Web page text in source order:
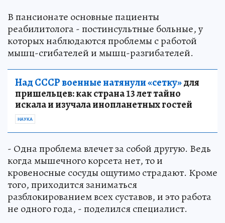
В пансионате основные пациенты
реабилитолога - постинсультные больные, у
которых наблюдаются проблемы с работой
мышц-сгибателей и мышц-разгибателей.
Над СССР военные натянули «сетку»для
пришельцев: как страна 13 лет тайно
искала и изучала инопланетных гостей
НАУКА
- Одна проблема влечет за собой другую. Ведь
когда мышечного корсета нет, то и
кровеносные сосуды ощутимо страдают. Кроме
того, приходится заниматься
разблокированием всех суставов, и это работа
не одного года, - поделился специалист.